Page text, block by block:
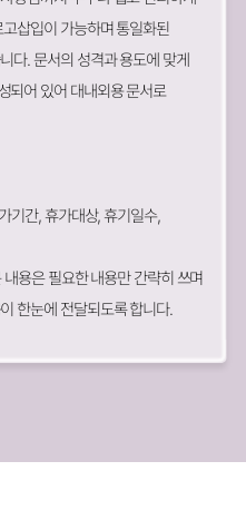
삽입이 가능하며 통일화된
다. 문서의 성격과 용도에 맞게
되어 있어 대내외용 문서로
기간, 휴가대상, 휴기일수,
용은 필요한 내용만 간략히 쓰며
한눈에 전달되도록 합니다.